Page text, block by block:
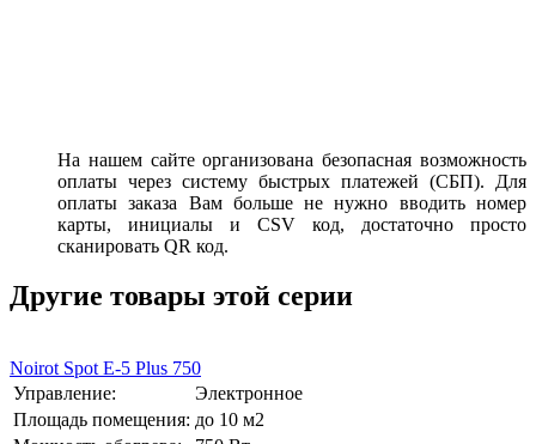
На нашем сайте организована безопасная возможность
оплаты через систему быстрых платежей (СБП). Для
оплаты заказа Вам больше не нужно вводить номер
карты, инициалы и CSV код, достаточно просто
сканировать QR код.
Другие товары этой серии
Noirot Spot E-5 Plus 750
Управление:
Электронное
Площадь помещения: до 10 м2